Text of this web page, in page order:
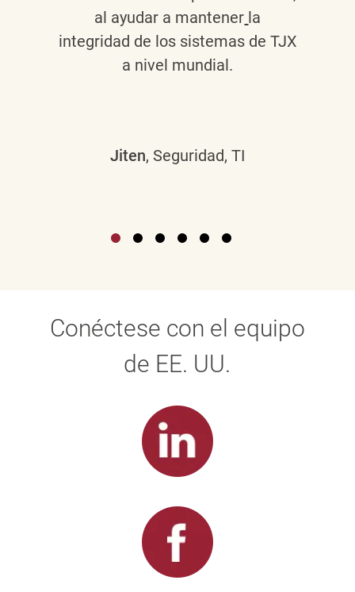
al ayudar a mantener la
integridad de los sistemas de TJX
a nivel mundial.
Jiten, Seguridad, TI
Conéctese con el equipo
de EE. UU.